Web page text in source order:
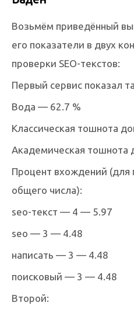
Возьмём приведённый
его показатели в двух
проверки SEO-текстов:
Первый сервис показал
Вода — 62.7 %
Классическая тошнота
Академическая тошнота
Процент вхождений (для
общего числа):
seo-текст — 4 — 5.97
seo — 3 — 4.48
написать — 3 — 4.48
поисковый — 3 — 4.48
Второй: